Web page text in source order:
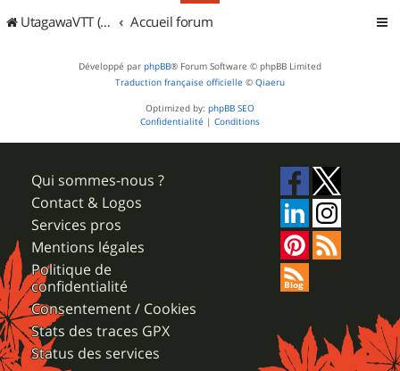
UtagawaVTT (Randos VTT et VTTAE avec traces GPS) Accueil forum
Développé par phpBB® Forum Software © phpBB Limited
Traduction française officielle © Qiaeru
Optimized by: phpBB SEO
Confidentialité | Conditions
Qui sommes-nous ?
Contact & Logos
Services pros
Mentions légales
Politique de
confidentialité
Consentement / Cookies
Stats des traces GPX
Status des services